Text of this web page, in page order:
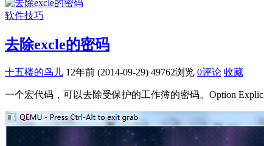
软件技巧
去除excle的密码
十五楼的鸟儿 12年前 (2014-09-29) 49762浏览 0评论 收藏
一个宏代码，可以去除受保护的工作簿的密码。Option Explicit